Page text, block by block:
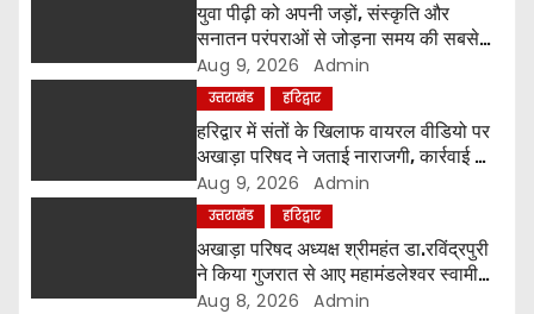
t
n
युवा पीढ़ी को अपनी जड़ों, संस्कृति और
सनातन परंपराओं से जोड़ना समय की सबसे
बड़ी आवश्यकता-श्रीमहंत रविंद्रपुरी
Aug 9, 2026 Admin
उत्तराखंड हरिद्वार
हरिद्वार में संतों के खिलाफ वायरल वीडियो पर
अखाड़ा परिषद ने जताई नाराजगी, कार्रवाई की
चेतावनी दी
Aug 9, 2026 Admin
उत्तराखंड हरिद्वार
अखाड़ा परिषद अध्यक्ष श्रीमहंत डा.रविंद्रपुरी
ने किया गुजरात से आए महामंडलेश्वर स्वामी
कुर्षी पुरी और भक्तों का स्वागत
Aug 8, 2026 Admin